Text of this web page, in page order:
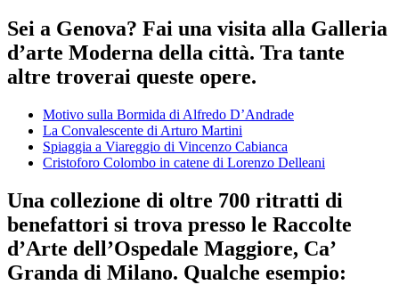
Sei a Genova? Fai una visita alla Galleria
d’arte Moderna della città. Tra tante
altre troverai queste opere.
Motivo sulla Bormida di Alfredo D’Andrade
La Convalescente di Arturo Martini
Spiaggia a Viareggio di Vincenzo Cabianca
Cristoforo Colombo in catene di Lorenzo Delleani
Una collezione di oltre 700 ritratti di
benefattori si trova presso le Raccolte
d’Arte dell’Ospedale Maggiore, Ca’
Granda di Milano. Qualche esempio: